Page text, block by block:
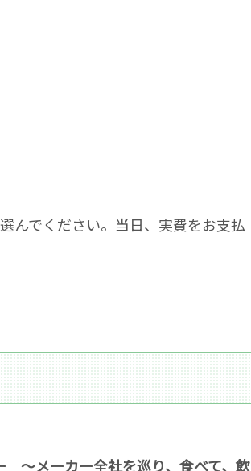
んでください。当日、実費をお支払
～メーカー全社を巡り、食べて、飲